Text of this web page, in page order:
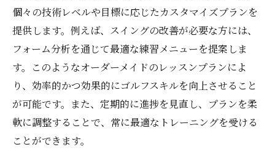
個々の技術レベルや目標に応じたカスタマイズプランを
提供します。例えば、スイングの改善が必要な方には、
フォーム分析を通じて最適な練習メニューを提案しま
す。このようなオーダーメイドのレッスンプランによ
り、効率的かつ効果的にゴルフスキルを向上させること
が可能です。また、定期的に進捗を見直し、プランを柔
軟に調整することで、常に最適なトレーニングを受ける
ことができます。